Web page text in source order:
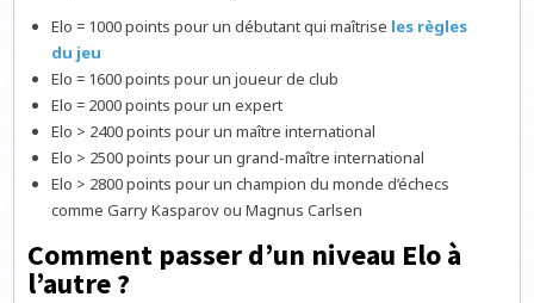
Elo = 1000 points pour un débutant qui maîtrise les règles
du jeu
Elo = 1600 points pour un joueur de club
Elo = 2000 points pour un expert
Elo > 2400 points pour un maître international
Elo > 2500 points pour un grand-maître international
Elo > 2800 points pour un champion du monde d’échecs
comme Garry Kasparov ou Magnus Carlsen
Comment passer d’un niveau Elo à
l’autre ?